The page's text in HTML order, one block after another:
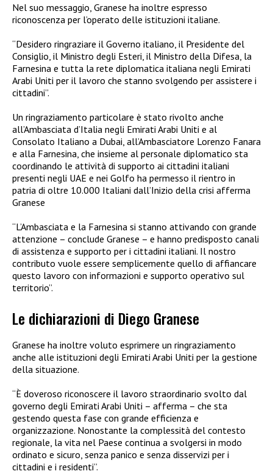
Nel suo messaggio, Granese ha inoltre espresso
riconoscenza per l’operato delle istituzioni italiane.
“Desidero ringraziare il Governo italiano, il Presidente del
Consiglio, il Ministro degli Esteri, il Ministro della Difesa, la
Farnesina e tutta la rete diplomatica italiana negli Emirati
Arabi Uniti per il lavoro che stanno svolgendo per assistere i
cittadini”.
Un ringraziamento particolare è stato rivolto anche
all’Ambasciata d’Italia negli Emirati Arabi Uniti e al
Consolato Italiano a Dubai, all’Ambasciatore Lorenzo Fanara
e alla Farnesina, che insieme al personale diplomatico sta
coordinando le attività di supporto ai cittadini italiani
presenti negli UAE e nei Golfo ha permesso il rientro in
patria di oltre 10.000 Italiani dall’Inizio della crisi afferma
Granese
“L’Ambasciata e la Farnesina si stanno attivando con grande
attenzione – conclude Granese – e hanno predisposto canali
di assistenza e supporto per i cittadini italiani. Il nostro
contributo vuole essere semplicemente quello di affiancare
questo lavoro con informazioni e supporto operativo sul
territorio”.
Le dichiarazioni di Diego Granese
Granese ha inoltre voluto esprimere un ringraziamento
anche alle istituzioni degli Emirati Arabi Uniti per la gestione
della situazione.
“È doveroso riconoscere il lavoro straordinario svolto dal
governo degli Emirati Arabi Uniti – afferma – che sta
gestendo questa fase con grande efficienza e
organizzazione. Nonostante la complessità del contesto
regionale, la vita nel Paese continua a svolgersi in modo
ordinato e sicuro, senza panico e senza disservizi per i
cittadini e i residenti”.